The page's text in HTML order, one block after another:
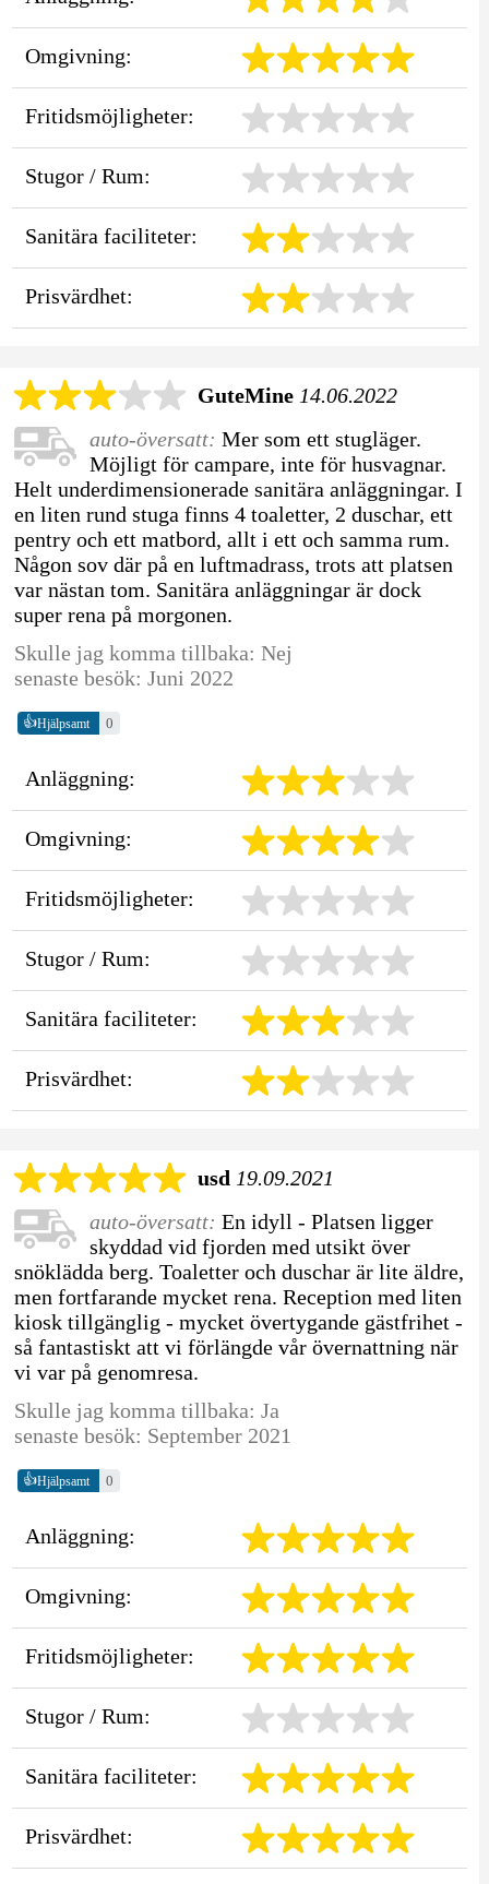
Omgivning:
Fritidsmöjligheter:
Stugor / Rum:
Sanitära faciliteter:
Prisvärdhet:
GuteMine 14.06.2022
auto-översatt: Mer som ett stugläger.
Möjligt för campare, inte för husvagnar.
Helt underdimensionerade sanitära anläggningar. I
en liten rund stuga finns 4 toaletter, 2 duschar, ett
pentry och ett matbord, allt i ett och samma rum.
Någon sov där på en luftmadrass, trots att platsen
var nästan tom. Sanitära anläggningar är dock
super rena på morgonen.
Skulle jag komma tillbaka: Nej
senaste besök: Juni 2022
👍Hjälpsamt 0
Anläggning:
Omgivning:
Fritidsmöjligheter:
Stugor / Rum:
Sanitära faciliteter:
Prisvärdhet:
usd 19.09.2021
auto-översatt: En idyll - Platsen ligger
skyddad vid fjorden med utsikt över
snöklädda berg. Toaletter och duschar är lite äldre,
men fortfarande mycket rena. Reception med liten
kiosk tillgänglig - mycket övertygande gästfrihet -
så fantastiskt att vi förlängde vår övernattning när
vi var på genomresa.
Skulle jag komma tillbaka: Ja
senaste besök: September 2021
👍Hjälpsamt 0
Anläggning:
Omgivning:
Fritidsmöjligheter:
Stugor / Rum:
Sanitära faciliteter:
Prisvärdhet: